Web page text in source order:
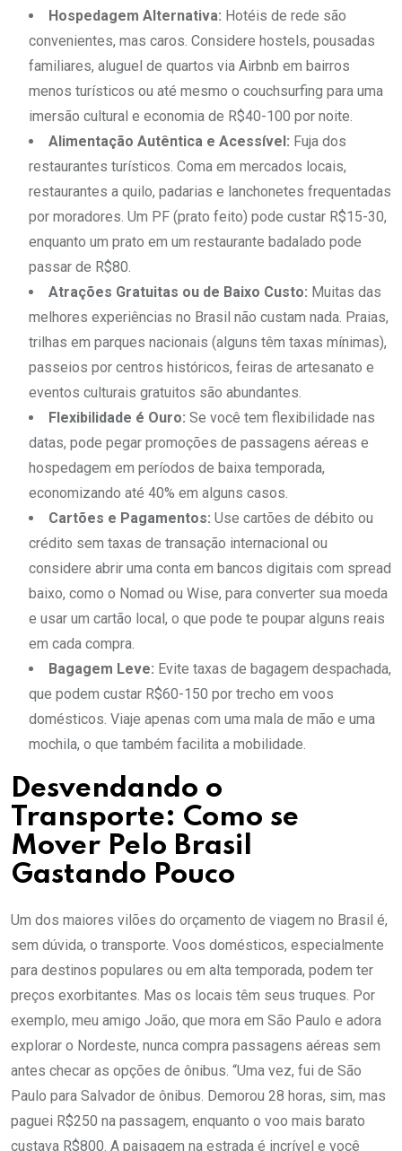
Hospedagem Alternativa: Hotéis de rede são
convenientes, mas caros. Considere hostels, pousadas
familiares, aluguel de quartos via Airbnb em bairros
menos turísticos ou até mesmo o couchsurfing para uma
imersão cultural e economia de R$40-100 por noite.
Alimentação Autêntica e Acessível: Fuja dos
restaurantes turísticos. Coma em mercados locais,
restaurantes a quilo, padarias e lanchonetes frequentadas
por moradores. Um PF (prato feito) pode custar R$15-30,
enquanto um prato em um restaurante badalado pode
passar de R$80.
Atrações Gratuitas ou de Baixo Custo: Muitas das
melhores experiências no Brasil não custam nada. Praias,
trilhas em parques nacionais (alguns têm taxas mínimas),
passeios por centros históricos, feiras de artesanato e
eventos culturais gratuitos são abundantes.
Flexibilidade é Ouro: Se você tem flexibilidade nas
datas, pode pegar promoções de passagens aéreas e
hospedagem em períodos de baixa temporada,
economizando até 40% em alguns casos.
Cartões e Pagamentos: Use cartões de débito ou
crédito sem taxas de transação internacional ou
considere abrir uma conta em bancos digitais com spread
baixo, como o Nomad ou Wise, para converter sua moeda
e usar um cartão local, o que pode te poupar alguns reais
em cada compra.
Bagagem Leve: Evite taxas de bagagem despachada,
que podem custar R$60-150 por trecho em voos
domésticos. Viaje apenas com uma mala de mão e uma
mochila, o que também facilita a mobilidade.
Desvendando o
Transporte: Como se
Mover Pelo Brasil
Gastando Pouco
Um dos maiores vilões do orçamento de viagem no Brasil é,
sem dúvida, o transporte. Voos domésticos, especialmente
para destinos populares ou em alta temporada, podem ter
preços exorbitantes. Mas os locais têm seus truques. Por
exemplo, meu amigo João, que mora em São Paulo e adora
explorar o Nordeste, nunca compra passagens aéreas sem
antes checar as opções de ônibus. “Uma vez, fui de São
Paulo para Salvador de ônibus. Demorou 28 horas, sim, mas
paguei R$250 na passagem, enquanto o voo mais barato
custava R$800. A paisagem na estrada é incrível e você